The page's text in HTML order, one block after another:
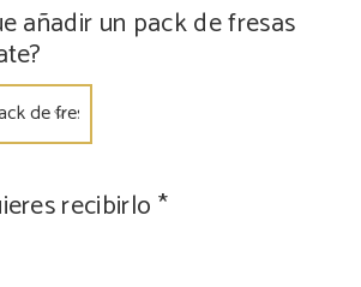
añadir un pack de fresas
recibirlo*